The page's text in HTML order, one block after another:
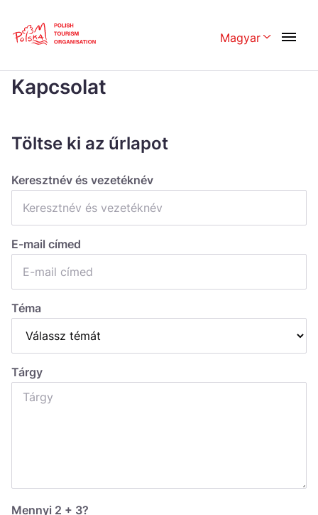
Magyar
Polski
Dansk Deutschland
Español
Italiano
Suomi Svenska
Україна
Zamknij
Kapcsolat
Töltse ki az űrlapot
Keresztnév és vezetéknév
E-mail címed
Téma
Tárgy
Mennyi 2 + 3?